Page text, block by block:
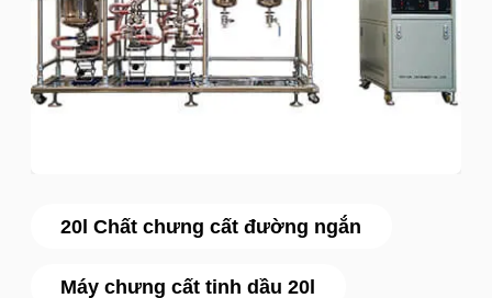
20l Chất chưng cất đường ngắn
Máy chưng cất tinh dầu 20l